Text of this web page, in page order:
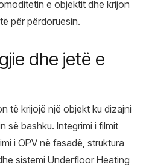
e objektit dhe krijon
për përdoruesin.
dhe jetë e
të krijojë një objekt ku dizajni
së bashku. Integrimi i filmit
i OPV në fasadë, struktura
sistemi Underfloor Heating